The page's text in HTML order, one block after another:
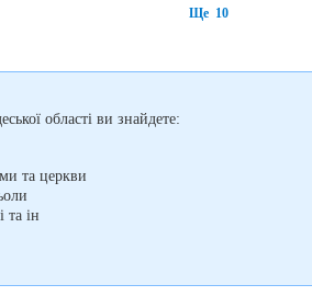
Ще 10
області ви знайдете:
та церкви
та ін